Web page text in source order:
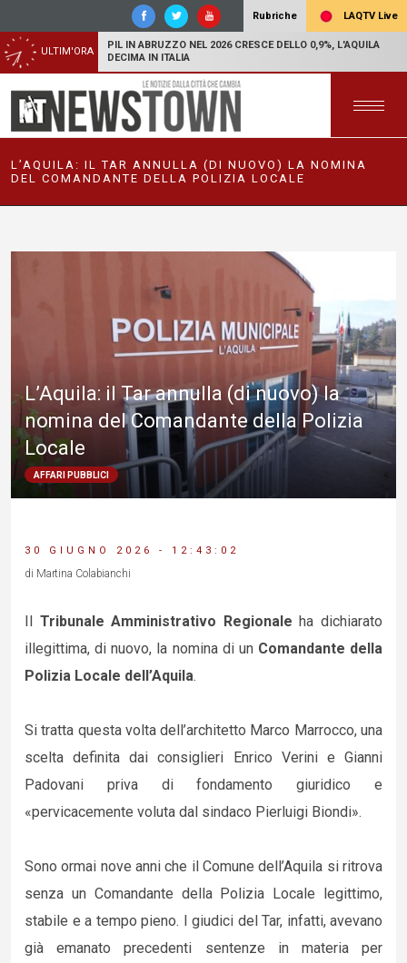
Rubriche LAQTV Live
ULTIM'ORA
PIL IN ABRUZZO NEL 2026 CRESCE DELLO 0,9%, L'AQUILA
DECIMA IN ITALIA
L’AQUILA: IL TAR ANNULLA (DI NUOVO) LA NOMINA
DEL COMANDANTE DELLA POLIZIA LOCALE
L’Aquila: il Tar annulla (di nuovo) la
nomina del Comandante della Polizia
Locale
AFFARI PUBBLICI
30 GIUGNO 2026 - 12:43:02
di Martina Colabianchi
Il Tribunale Amministrativo Regionaleha dichiarato
illegittima, di nuovo, la nomina di un Comandante della
Polizia Locale dell’Aquila.
Si tratta questa volta dell’architetto Marco Marrocco, una
scelta definita dai consiglieri Enrico Verini e Gianni
Padovani priva di fondamento giuridico e
«pervicacemente voluta dal sindaco Pierluigi Biondi».
Sono ormai nove anni che il Comune dell’Aquila si ritrova
senza un Comandante della Polizia Locale legittimo,
stabile e a tempo pieno. I giudici del Tar, infatti, avevano
già emanato precedenti sentenze in materia per